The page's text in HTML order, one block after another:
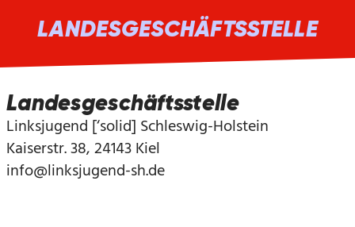
LANDESGESCHÄFTSSTELLE
Landesgeschäftsstelle
Linksjugend [‘solid] Schleswig-Holstein
Kaiserstr. 38, 24143 Kiel
info@linksjugend-sh.de